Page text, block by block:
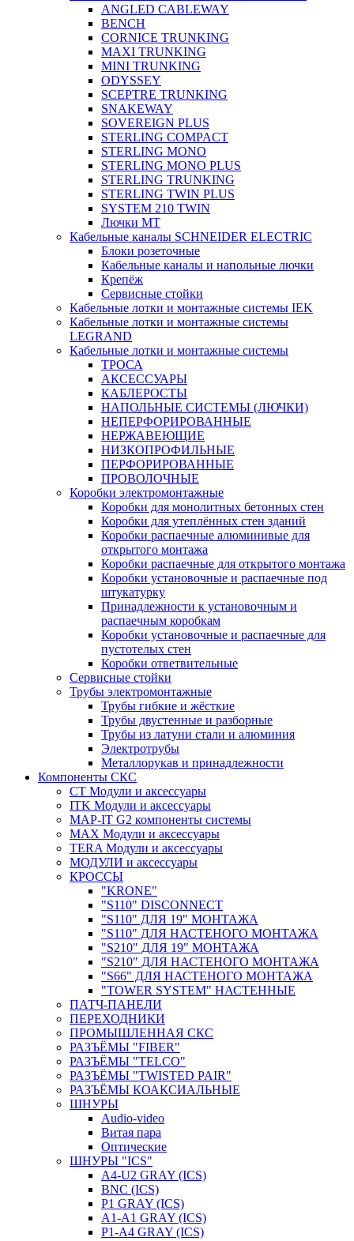
ANGLED CABLEWAY
BENCH
CORNICE TRUNKING
MAXI TRUNKING
MINI TRUNKING
ODYSSEY
SCEPTRE TRUNKING
SNAKEWAY
SOVEREIGN PLUS
STERLING COMPACT
STERLING MONO
STERLING MONO PLUS
STERLING TRUNKING
STERLING TWIN PLUS
SYSTEM 210 TWIN
Лючки MT
Кабельные каналы SCHNEIDER ELECTRIC
Блоки розеточные
Кабельные каналы и напольные лючки
Крепёж
Сервисные стойки
Кабельные лотки и монтажные системы IEK
Кабельные лотки и монтажные системы
LEGRAND
Кабельные лотки и монтажные системы
ТРОСА
АКСЕССУАРЫ
КАБЛЕРОСТЫ
НАПОЛЬНЫЕ СИСТЕМЫ (ЛЮЧКИ)
НЕПЕРФОРИРОВАННЫЕ
НЕРЖАВЕЮЩИЕ
НИЗКОПРОФИЛЬНЫЕ
ПЕРФОРИРОВАННЫЕ
ПРОВОЛОЧНЫЕ
Коробки электромонтажные
Коробки для монолитных бетонных стен
Коробки для утеплённых стен зданий
Коробки распаечные алюминивые для
открытого монтажа
Коробки распаечные для открытого монтажа
Коробки установочные и распаечные под
штукатурку
Принадлежности к установочным и
распаечным коробкам
Коробки установочные и распаечные для
пустотелых стен
Коробки ответвительные
Сервисные стойки
Трубы электромонтажные
Трубы гибкие и жёсткие
Трубы двустенные и разборные
Трубы из латуни стали и алюминия
Электротрубы
Металлорукав и принадлежности
Компоненты СКС
CT Модули и аксессуары
ITK Модули и аксессуары
MAP-IT G2 компоненты системы
MAX Модули и аксессуары
TERA Модули и аксессуары
МОДУЛИ и аксессуары
КРОССЫ
"KRONE"
"S110" DISCONNECT
"S110" ДЛЯ 19" МОНТАЖА
"S110" ДЛЯ НАСТЕНОГО МОНТАЖА
"S210" ДЛЯ 19" МОНТАЖА
"S210" ДЛЯ НАСТЕНОГО МОНТАЖА
"S66" ДЛЯ НАСТЕНОГО МОНТАЖА
"TOWER SYSTEM" НАСТЕННЫЕ
ПАТЧ-ПАНЕЛИ
ПЕРЕХОДНИКИ
ПРОМЫШЛЕННАЯ СКС
РАЗЪЁМЫ "FIBER"
РАЗЪЁМЫ "TELCO"
РАЗЪЁМЫ "TWISTED PAIR"
РАЗЪЁМЫ КОАКСИАЛЬНЫЕ
ШНУРЫ
Audio-video
Витая пара
Оптические
ШНУРЫ "ICS"
A4-U2 GRAY (ICS)
BNC (ICS)
P1 GRAY (ICS)
A1-A1 GRAY (ICS)
P1-A4 GRAY (ICS)